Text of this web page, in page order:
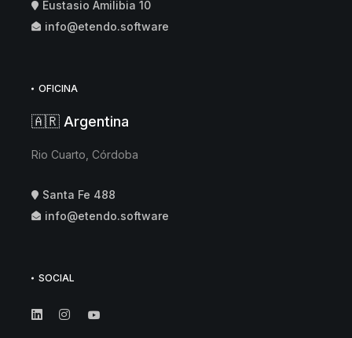
Eustasio Amilibia 10
info@etendo.software
OFICINA
🇦🇷 Argentina
Rio Cuarto, Córdoba
Santa Fe 488
info@etendo.software
SOCIAL